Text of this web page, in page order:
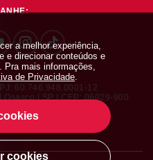
a melhor experiência,
e direcionar conteúdos e
Pra mais informações,
de Privacidade.
cookies
60.746.948.0001-12
| SP | CEP: 06029-900